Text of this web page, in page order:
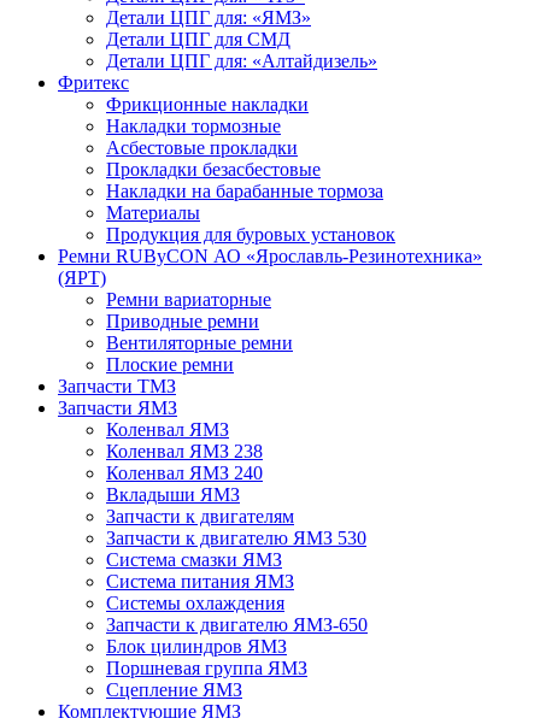
Детали ЦПГ для: «ЯМЗ»
Детали ЦПГ для СМД
Детали ЦПГ для: «Алтайдизель»
Фритекс
Фрикционные накладки
Накладки тормозные
Асбестовые прокладки
Прокладки безасбестовые
Накладки на барабанные тормоза
Материалы
Продукция для буровых установок
Ремни RUByCON АО «Ярославль-Резинотехника»
(ЯРТ)
Ремни вариаторные
Приводные ремни
Вентиляторные ремни
Плоские ремни
Запчасти ТМЗ
Запчасти ЯМЗ
Коленвал ЯМЗ
Коленвал ЯМЗ 238
Коленвал ЯМЗ 240
Вкладыши ЯМЗ
Запчасти к двигателям
Запчасти к двигателю ЯМЗ 530
Система смазки ЯМЗ
Система питания ЯМЗ
Системы охлаждения
Запчасти к двигателю ЯМЗ-650
Блок цилиндров ЯМЗ
Поршневая группа ЯМЗ
Сцепление ЯМЗ
Комплектующие ЯМЗ